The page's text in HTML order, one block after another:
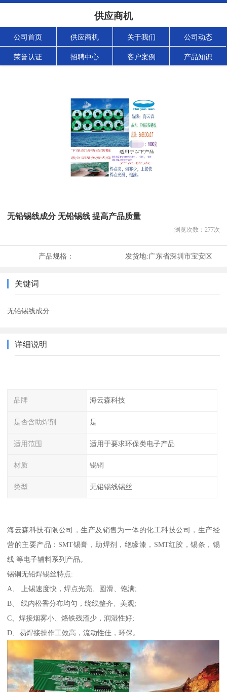
供应商机
公司首页 供应商机 关于我们 公司动态
荣誉认证 招聘中心 客户案例 产品知识
无铅锡线成分 无铅锡线 提高产品质量
浏览次数： 277次
产品规格： 发货地:广东省深圳市宝安区
关键词
无铅锡线成分
详细说明
品牌 海云森科技
是否含助焊剂 是
适用范围 适用于要求环保类电子产品
材质 锡铜
类型 无铅锡线锡丝
海云森科技有限公司，生产及销售为一体的化工科技公司，生产经
营的主要产品：SMT锡膏，助焊剂，绝缘漆，SMT红胶，锡条，锡
线 等电子辅料系列产品。
锡铜无铅焊锡丝特点:
A、 上锡速度快，焊点光亮、圆滑、饱满;
B、 线内松香分布均匀，绕线整齐、美观;
C、焊接烟雾小、烙铁残渣少，润湿性好;
D、易焊接操作工效高，流动性佳，环保。